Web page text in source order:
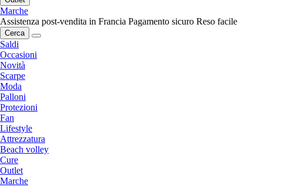
Marche
Assistenza post-vendita in Francia Pagamento sicuro Reso facile
Cerca
Saldi
Occasioni
Novità
Scarpe
Moda
Palloni
Protezioni
Fan
Lifestyle
Attrezzatura
Beach volley
Cure
Outlet
Marche